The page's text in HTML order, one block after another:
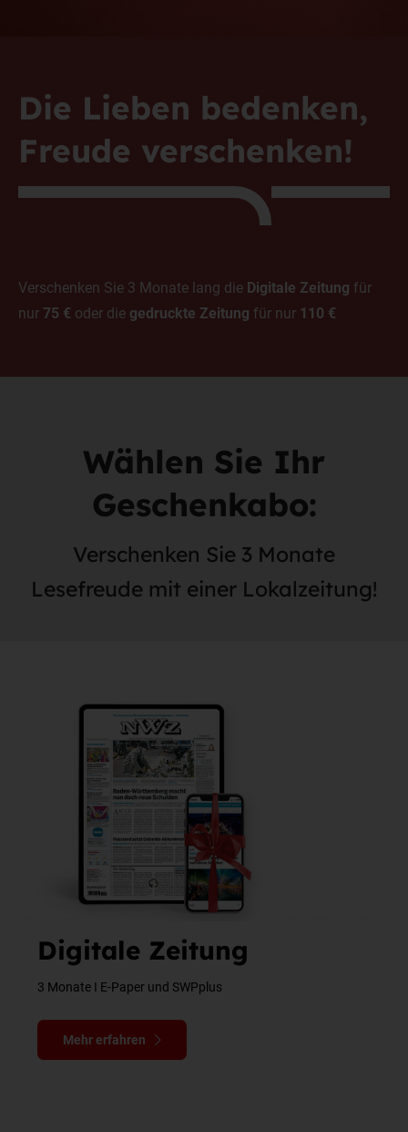
Die Lieben bedenken,
Freude verschenken!
Verschenken Sie 3 Monate lang die Digitale Zeitung für
nur 75 € oder die gedruckte Zeitung für nur 110 €
Wählen Sie Ihr
Geschenkabo:
Verschenken Sie 3 Monate
Lesefreude mit einer Lokalzeitung!
Digitale Zeitung
3 Monate I E-Paper und SWPplus
Mehr erfahren